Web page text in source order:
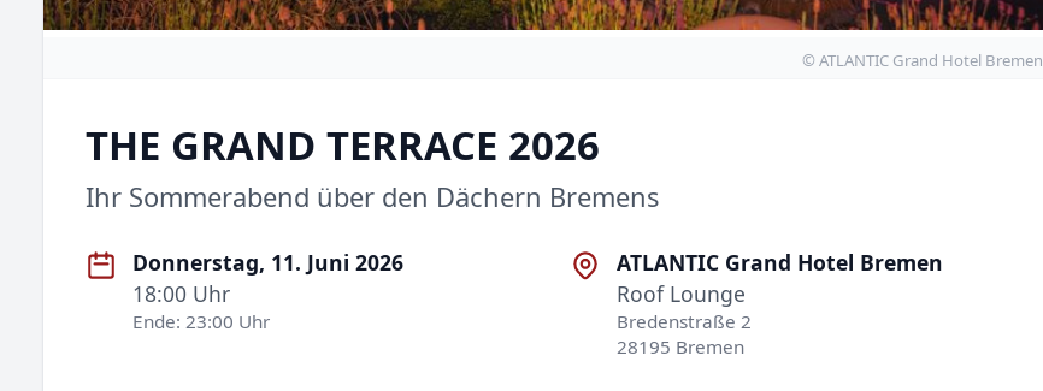
© ATLANTIC Grand Hotel Bremen
THE GRAND TERRACE 2026
Ihr Sommerabend über den Dächern Bremens
Donnerstag, 11. Juni 2026
18:00 Uhr
Ende: 23:00 Uhr
ATLANTIC Grand Hotel Bremen
Roof Lounge
Bredenstraße 2
28195 Bremen